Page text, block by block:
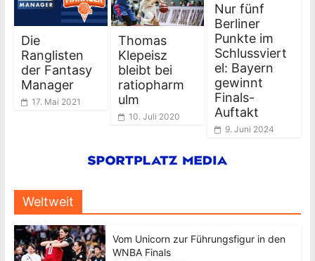
Die
Ranglisten
der Fantasy
Manager
17. Mai 2021
Thomas
Klepeisz
bleibt bei
ratiopharm
ulm
10. Juli 2020
Nur fünf
Berliner
Punkte im
Schlussviert
el: Bayern
gewinnt
Finals-
Auftakt
9. Juni 2024
Weltweit
Vom Unicorn zur Führungsfigur in den
WNBA Finals